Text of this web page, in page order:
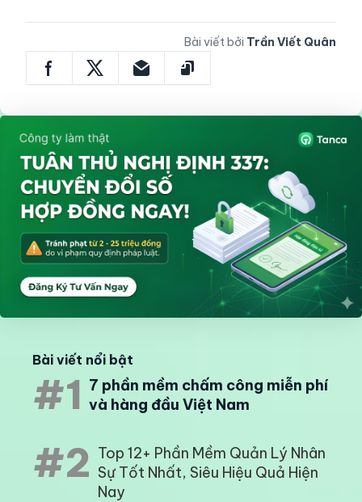
Bài viết bởi Trần Viết Quân
Bài viết nổi bật
#1 7 phần mềm chấm công miễn phí
và hàng đầu Việt Nam
#2 Top 12+ Phần Mềm Quản Lý Nhân
Sự Tốt Nhất, Siêu Hiệu Quả Hiện
Nay